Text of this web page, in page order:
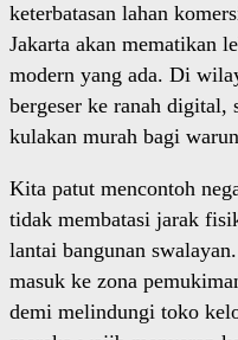
keterbatasan lahan
Jakarta akan mematikan
modern yang ada. Di
bergeser ke ranah digital,
kulakan murah bagi
Kita patut mencontoh
tidak membatasi jarak
lantai bangunan
masuk ke zona
demi melindungi toko